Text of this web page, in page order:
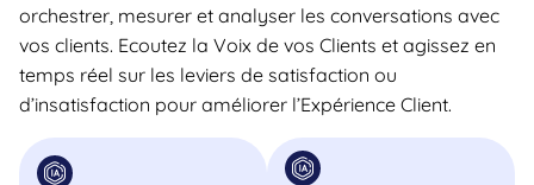
orchestrer, mesurer et analyser les conversations avec
vos clients. Ecoutez la Voix de vos Clients et agissez en
temps réel sur les leviers de satisfaction ou
d’insatisfaction pour améliorer l’Expérience Client.